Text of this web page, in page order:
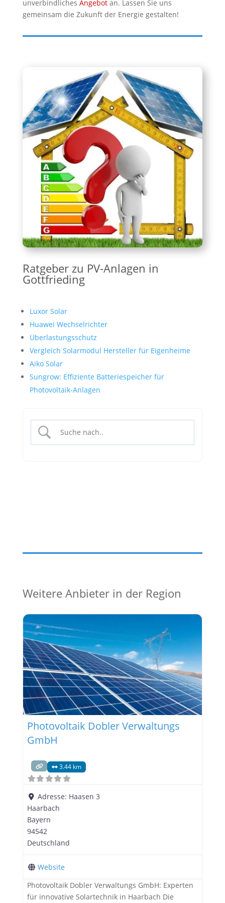
unverbindliches Angebotan. Lassen Sie uns
gemeinsam die Zukunft der Energie gestalten!
Ratgeber zu PV-Anlagen in
Gottfrieding
Luxor Solar
Huawei Wechselrichter
Überlastungsschutz
Vergleich Solarmodul Hersteller für Eigenheime
Aiko Solar
Sungrow: Effiziente Batteriespeicher für
Photovoltaik-Anlagen
Weitere Anbieter in der Region
Photovoltaik Dobler Verwaltungs
GmbH
3.44 km
Adresse: Haasen 3
Haarbach
Bayern
94542
Deutschland
Website
Photovoltaik Dobler Verwaltungs GmbH: Experten
für innovative Solartechnik in Haarbach Die